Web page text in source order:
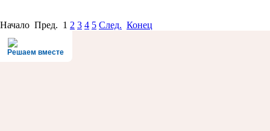
Начало Пред. 1 2 3 4 5 След. Конец
Решаем вместе